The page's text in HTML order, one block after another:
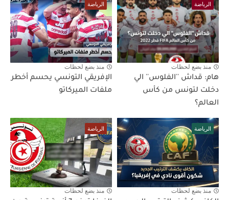
الرياضة
منذ بضع لحظات
هام: قداش ''الفلوس'' الي
دخلت لتونس من كأس
العالم؟
الرياضة
منذ بضع لحظات
الإفريقي التونسي يحسم أخطر
ملفات الميركاتو
الرياضة
منذ بضع لحظات
الرياضة
منذ بضع لحظات